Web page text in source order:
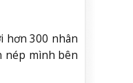
hơn 300 nhân
nép mình bên